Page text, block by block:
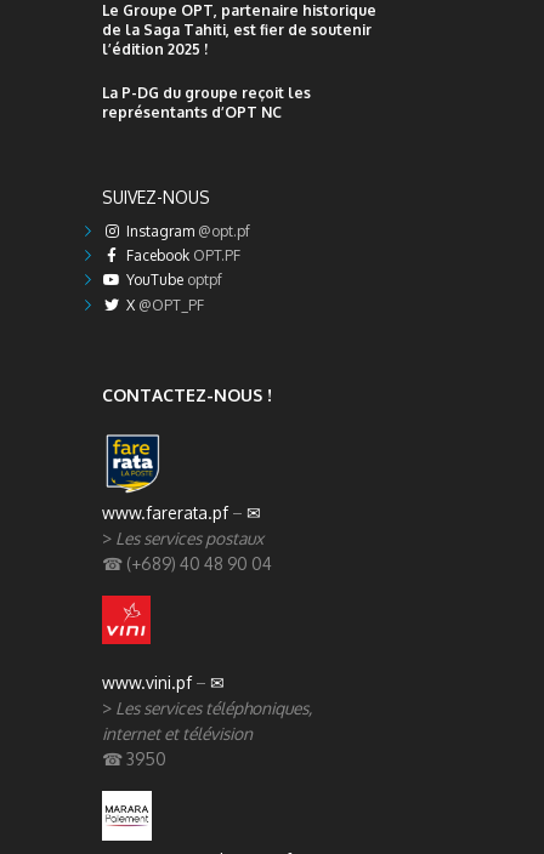
Le Groupe OPT, partenaire historique
de la Saga Tahiti, est fier de soutenir
l’édition 2025 !
La P-DG du groupe reçoit les
représentants d’OPT NC
SUIVEZ-NOUS
Instagram @opt.pf
Facebook OPT.PF
YouTube optpf
X @OPT_PF
CONTACTEZ-NOUS !
www.farerata.pf– ✉
> Les services postaux
☎ (+689) 40 48 90 04
www.vini.pf– ✉
> Les services téléphoniques,
internet et télévision
☎ 3950